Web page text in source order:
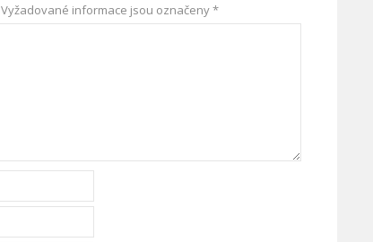
Vyžadované informace jsou označeny*